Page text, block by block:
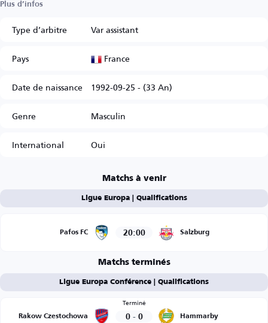
Plus d’infos
Type d’arbitre
Var assistant
Pays
France
Date de naissance 1992-09-25 - (33 An)
Genre
Masculin
International
Oui
Matchs à venir
Ligue Europa | Qualifications
Pafos FC 20:00 Salzburg
Matchs terminés
Ligue Europa Conférence | Qualifications
Rakow Czestochowa
Terminé
0 - 0 Hammarby